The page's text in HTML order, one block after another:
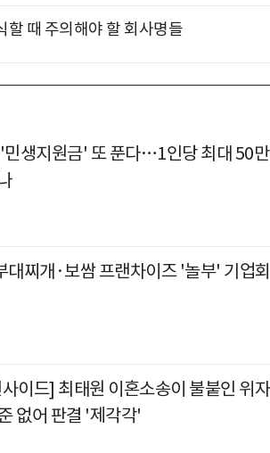
때 주의해야 할 회사명들
민생지원금' 또 푼다…1인당 최대 50
대찌개·보쌈 프랜차이즈 '놀부' 기업
이드] 최태원 이혼소송이 불붙인 위
없어 판결 '제각각'